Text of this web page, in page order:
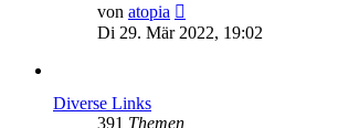
von atopia
Beitrag
Di 29. Mär 2022, 19:02
Diverse Links
391 Themen